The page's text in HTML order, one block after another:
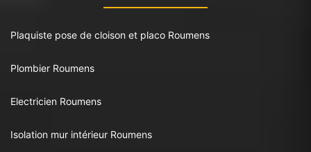
Plaquiste pose de cloison et placo Roumens
Plombier Roumens
Electricien Roumens
Isolation mur intérieur Roumens